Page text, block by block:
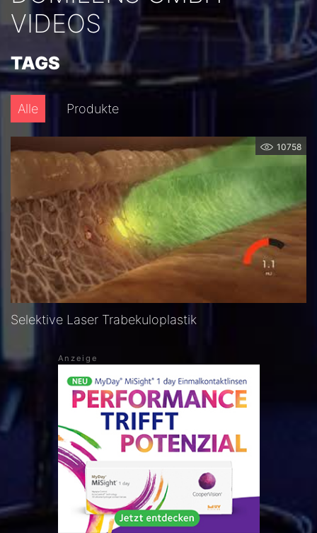
VIDEOS
TAGS
Alle Produkte
10758
Selektive Laser Trabekuloplastik